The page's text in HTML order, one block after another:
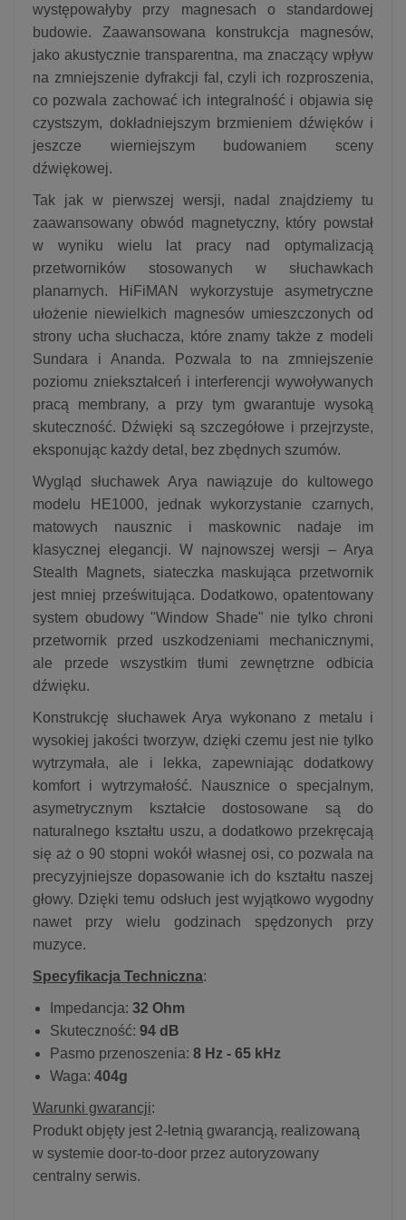
występowałyby przy magnesach o standardowej
budowie. Zaawansowana konstrukcja magnesów,
jako akustycznie transparentna, ma znaczący wpływ
na zmniejszenie dyfrakcji fal, czyli ich rozproszenia,
co pozwala zachować ich integralność i objawia się
czystszym, dokładniejszym brzmieniem dźwięków i
jeszcze wierniejszym budowaniem sceny
dźwiękowej.
Tak jak w pierwszej wersji, nadal znajdziemy tu
zaawansowany obwód magnetyczny, który powstał
w wyniku wielu lat pracy nad optymalizacją
przetworników stosowanych w słuchawkach
planarnych. HiFiMAN wykorzystuje asymetryczne
ułożenie niewielkich magnesów umieszczonych od
strony ucha słuchacza, które znamy także z modeli
Sundara i Ananda. Pozwala to na zmniejszenie
poziomu zniekształceń i interferencji wywoływanych
pracą membrany, a przy tym gwarantuje wysoką
skuteczność. Dźwięki są szczegółowe i przejrzyste,
eksponując każdy detal, bez zbędnych szumów.
Wygląd słuchawek Arya nawiązuje do kultowego
modelu HE1000, jednak wykorzystanie czarnych,
matowych nausznic i maskownic nadaje im
klasycznej elegancji. W najnowszej wersji – Arya
Stealth Magnets, siateczka maskująca przetwornik
jest mniej prześwitująca. Dodatkowo, opatentowany
system obudowy "Window Shade" nie tylko chroni
przetwornik przed uszkodzeniami mechanicznymi,
ale przede wszystkim tłumi zewnętrzne odbicia
dźwięku.
Konstrukcję słuchawek Arya wykonano z metalu i
wysokiej jakości tworzyw, dzięki czemu jest nie tylko
wytrzymała, ale i lekka, zapewniając dodatkowy
komfort i wytrzymałość. Nausznice o specjalnym,
asymetrycznym kształcie dostosowane są do
naturalnego kształtu uszu, a dodatkowo przekręcają
się aż o 90 stopni wokół własnej osi, co pozwala na
precyzyjniejsze dopasowanie ich do kształtu naszej
głowy. Dzięki temu odsłuch jest wyjątkowo wygodny
nawet przy wielu godzinach spędzonych przy
muzyce.
Specyfikacja Techniczna:
Impedancja: 32 Ohm
Skuteczność: 94 dB
Pasmo przenoszenia: 8 Hz - 65 kHz
Waga: 404g
Warunki gwarancji:
Produkt objęty jest 2-letnią gwarancją, realizowaną
w systemie door-to-door przez autoryzowany
centralny serwis.